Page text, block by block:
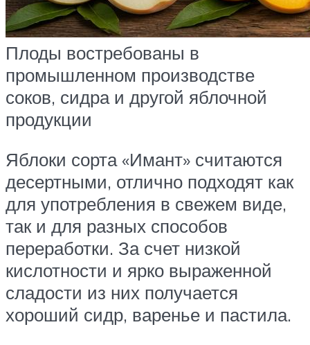
Плоды востребованы в
промышленном производстве
соков, сидра и другой яблочной
продукции
Яблоки сорта «Имант» считаются
десертными, отлично подходят как
для употребления в свежем виде,
так и для разных способов
переработки. За счет низкой
кислотности и ярко выраженной
сладости из них получается
хороший сидр, варенье и пастила.